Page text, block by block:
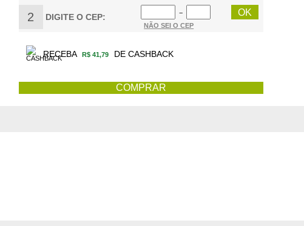
2 DIGITE O CEP:
−
NÃO SEI O CEP
RECEBA R$ 41,79 DE CASHBACK